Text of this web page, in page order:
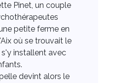
Pinet, un couple
petite ferme en
où se trouvait le
installent avec
devint alors le